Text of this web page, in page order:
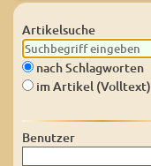
Artikelsuche
nach Schlagworten
im Artikel (Volltext)
Benutzer